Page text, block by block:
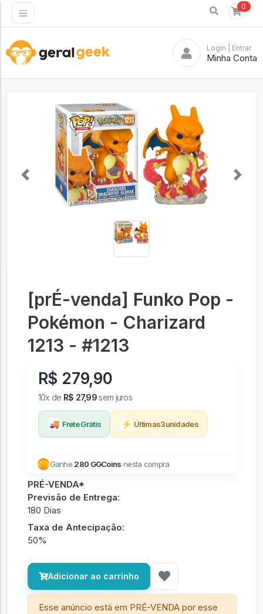
0
Login | Entrar
Minha Conta
Previous Next
[prÉ-venda] Funko Pop -
Pokémon - Charizard
1213 - #1213
R$ 279,90
10x de R$ 27,99sem juros
🚚 Frete Grátis ⚡ Últimas3unidades
Ganhe 280 GGCoins nesta compra
PRÉ-VENDA*
Previsão de Entrega:
180 Dias
Taxa de Antecipação:
50%
Adicionar ao carrinho
Esse anúncio está em PRÉ-VENDA por esse